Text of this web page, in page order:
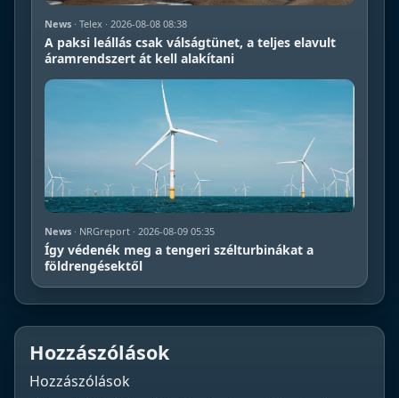
News · Telex · 2026-08-08 08:38
A paksi leállás csak válságtünet, a teljes elavult
áramrendszert át kell alakítani
News · NRGreport · 2026-08-09 05:35
Így védenék meg a tengeri szélturbinákat a
földrengésektől
Hozzászólások
Hozzászólások